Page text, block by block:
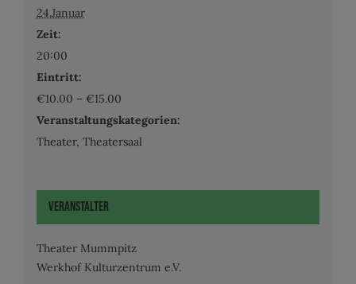
24.Januar
Zeit:
20:00
Eintritt:
€10.00 – €15.00
Veranstaltungskategorien:
Theater, Theatersaal
Veranstalter
Theater Mummpitz
Werkhof Kulturzentrum e.V.